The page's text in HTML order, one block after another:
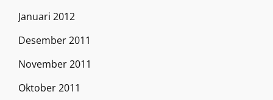
Januari 2012
Desember 2011
November 2011
Oktober 2011